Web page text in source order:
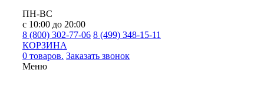
ПН-ВС
с 10:00 до 20:00
8 (800) 302-77-06 8 (499) 348-15-11
КОРЗИНА
0 товаров. Заказать звонок
Меню